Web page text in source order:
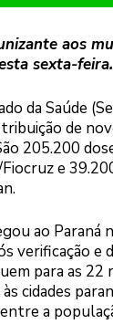
aos
sexta-feira.
da Saúde
de
205.200
e
ao Paraná
verificação e
para as 22
cidades
a